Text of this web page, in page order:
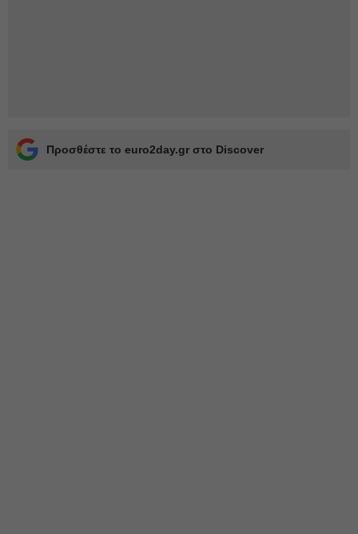
Προσθέστε το euro2day.gr στο Discover